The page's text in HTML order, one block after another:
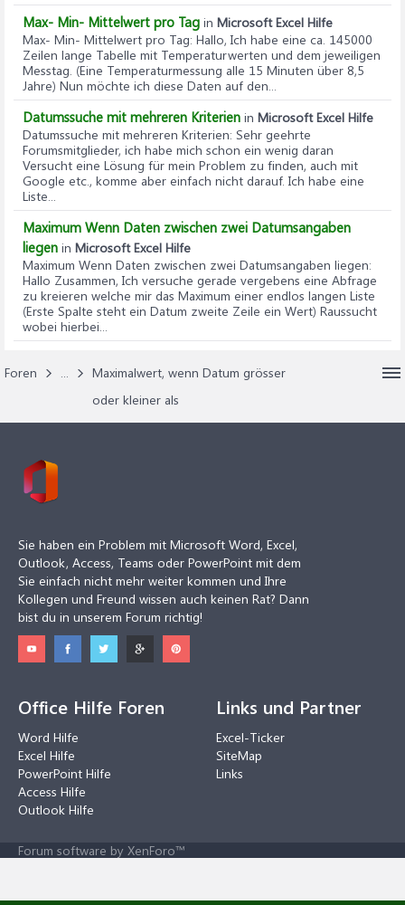
Max- Min- Mittelwert pro Tag in Microsoft Excel Hilfe
Max- Min- Mittelwert pro Tag: Hallo, Ich habe eine ca. 145000
Zeilen lange Tabelle mit Temperaturwerten und dem jeweiligen
Messtag. (Eine Temperaturmessung alle 15 Minuten über 8,5
Jahre) Nun möchte ich diese Daten auf den...
Datumssuche mit mehreren Kriterien in Microsoft Excel Hilfe
Datumssuche mit mehreren Kriterien: Sehr geehrte
Forumsmitglieder, ich habe mich schon ein wenig daran
Versucht eine Lösung für mein Problem zu finden, auch mit
Google etc., komme aber einfach nicht darauf. Ich habe eine
Liste...
Maximum Wenn Daten zwischen zwei Datumsangaben
liegen in Microsoft Excel Hilfe
Maximum Wenn Daten zwischen zwei Datumsangaben liegen:
Hallo Zusammen, Ich versuche gerade vergebens eine Abfrage
zu kreieren welche mir das Maximum einer endlos langen Liste
(Erste Spalte steht ein Datum zweite Zeile ein Wert) Raussucht
wobei hierbei...
Foren ...
Maximalwert, wenn Datum grösser
oder kleiner als
Sie haben ein Problem mit Microsoft Word, Excel,
Outlook, Access, Teams oder PowerPoint mit dem
Sie einfach nicht mehr weiter kommen und Ihre
Kollegen und Freund wissen auch keinen Rat? Dann
bist du in unserem Forum richtig!
Office Hilfe Foren
Word Hilfe
Excel Hilfe
PowerPoint Hilfe
Access Hilfe
Outlook Hilfe
Links und Partner
Excel-Ticker
SiteMap
Links
Forum software by XenForo™